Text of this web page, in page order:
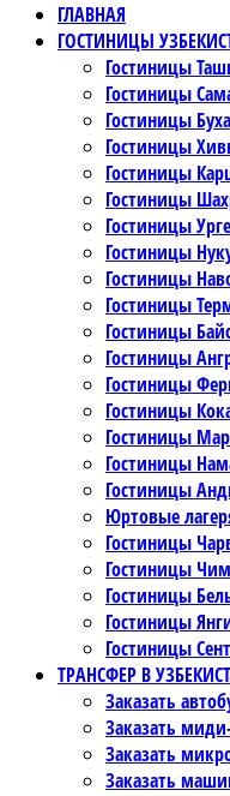
ГЛАВНАЯ
ГОСТИНИЦЫ
Гостиницы
Гостиницы
Гостиницы
Гостиницы
Гостиницы
Гостиницы
Гостиницы
Гостиницы
Гостиницы
Гостиницы
Гостиницы
Гостиницы
Гостиницы
Гостиницы
Гостиницы
Гостиницы
Гостиницы
Юртовые
Гостиницы
Гостиницы
Гостиницы
Гостиницы
Гостиницы
ТРАНСФЕР В
Заказать
Заказать
Заказать
Заказать